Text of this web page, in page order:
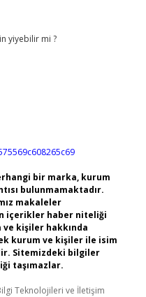
yiyebilir mi ?
bir marka, kurum
bulunmamaktadır.
makaleler
içerikler haber niteliği
kişiler hakkında
kurum ve kişiler ile isim
Sitemizdeki bilgiler
taşımazlar.
Teknolojileri ve İletişim